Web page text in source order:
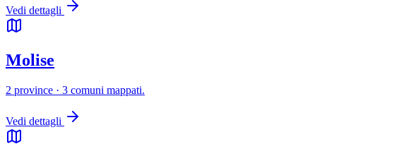
Vedi dettagli
Molise
2 province · 3 comuni mappati.
Vedi dettagli